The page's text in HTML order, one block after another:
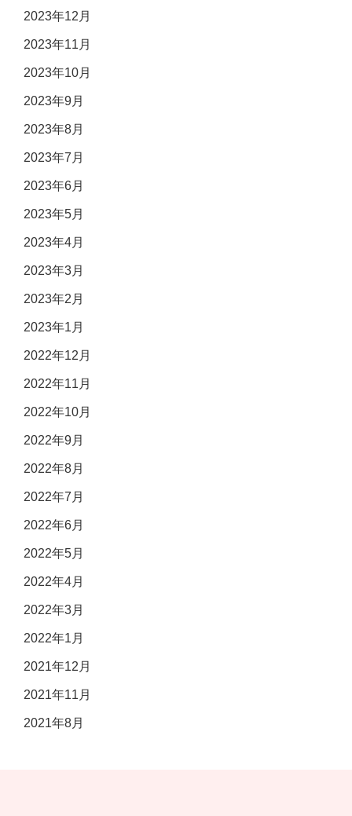
2023年12月
2023年11月
2023年10月
2023年9月
2023年8月
2023年7月
2023年6月
2023年5月
2023年4月
2023年3月
2023年2月
2023年1月
2022年12月
2022年11月
2022年10月
2022年9月
2022年8月
2022年7月
2022年6月
2022年5月
2022年4月
2022年3月
2022年1月
2021年12月
2021年11月
2021年8月